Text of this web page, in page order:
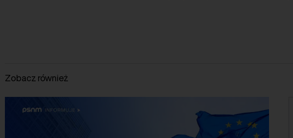
Zobacz również